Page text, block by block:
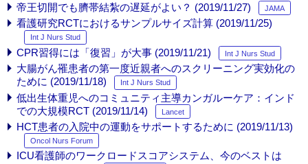
帝王切開でも臍帯結紮の遅延がよい？ (2019/11/27) JAMA
看護研究RCTにおけるサンプルサイズ計算 (2019/11/25)
Int J Nurs Stud
CPR習得には「復習」が大事 (2019/11/21) Int J Nurs Stud
大腸がん罹患者の第一度近親者へのスクリーニング実効化の
ために (2019/11/18)
Int J Nurs Stud
低出生体重児へのコミュニティ主導カンガルーケア：インド
での大規模RCT (2019/11/14)
Lancet
HCT患者の入院中の運動をサポートするために (2019/11/13)
Oncol Nurs Forum
ICU看護師のワークロードスコアシステム、今のベストは